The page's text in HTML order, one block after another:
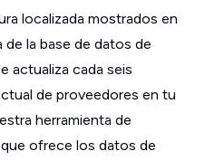
localizada mostrados en
la base de datos de
actualiza cada seis
de proveedores en tu
herramienta de
ofrece los datos de